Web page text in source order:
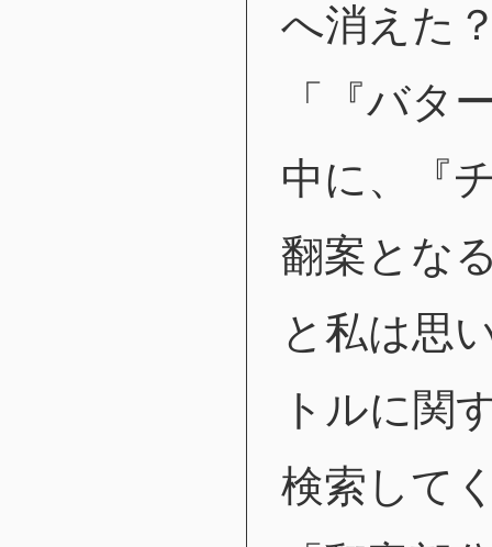
へ消えた
「『バタ
中に、『
翻案とな
と私は思
トルに関
検索して